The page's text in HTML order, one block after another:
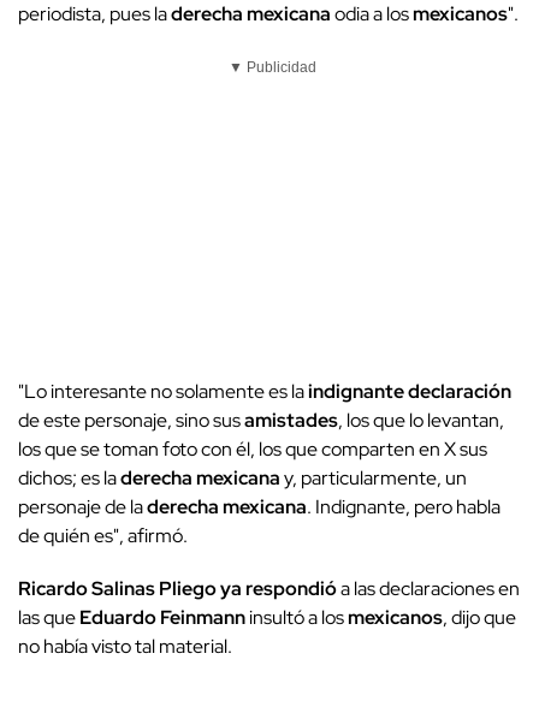
periodista, pues laderecha mexicanaodia a losmexicanos".
▼ Publicidad
"Lo interesante no solamente es laindignante declaración
de este personaje, sino susamistades, los que lo levantan,
los que se toman foto con él, los que comparten en X sus
dichos; es laderecha mexicanay, particularmente, un
personaje de laderecha mexicana. Indignante, pero habla
de quién es", afirmó.
Ricardo Salinas Pliegoya respondióa las declaraciones en
las queEduardo Feinmanninsultó a losmexicanos, dijo que
no había visto tal material.